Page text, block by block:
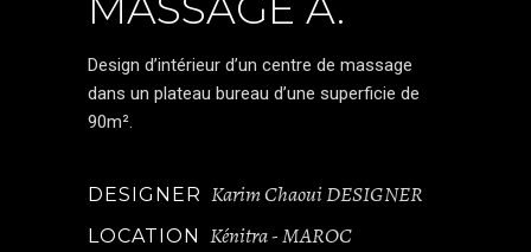
Design d’intérieur d’un centre de massage
dans un plateau bureau d’une superficie de
90m².
DESIGNER Karim Chaoui DESIGNER
LOCATION Kénitra - MAROC